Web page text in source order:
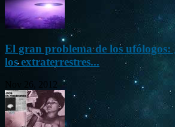
El gran problema de los ufólogos:
los extraterrestres...
Nov 26, 2012